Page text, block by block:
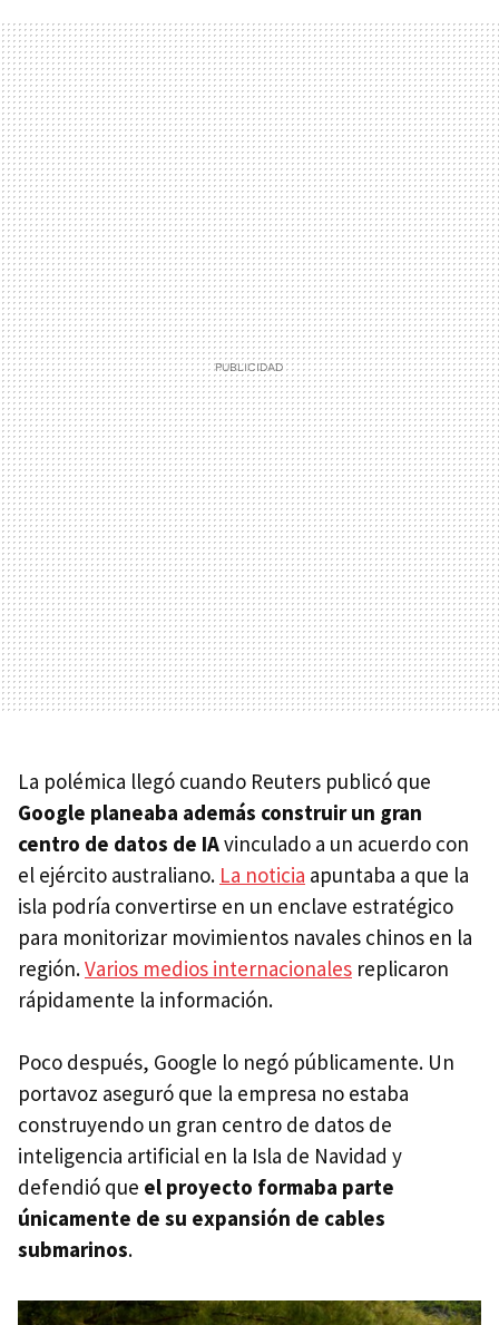
La polémica llegó cuando Reuters publicó que
Google planeaba además construir un gran
centro de datos de IAvinculado a un acuerdo con
el ejército australiano. La noticia apuntaba a que la
isla podría convertirse en un enclave estratégico
para monitorizar movimientos navales chinos en la
región.Varios medios internacionales replicaron
rápidamente la información.
Poco después, Google lo negó públicamente. Un
portavoz aseguró que la empresa no estaba
construyendo un gran centro de datos de
inteligencia artificial en la Isla de Navidad y
defendió que el proyecto formaba parte
únicamente de su expansión de cables
submarinos.